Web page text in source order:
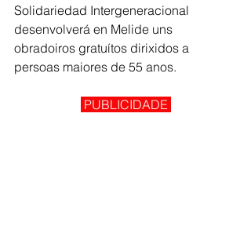
Solidariedad Intergeneracional
desenvolverá en Melide uns
obradoiros gratuítos dirixidos a
persoas maiores de 55 anos.
PUBLICIDADE